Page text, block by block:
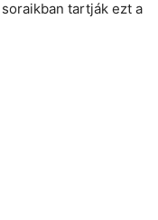
soraikban tartják ezt a